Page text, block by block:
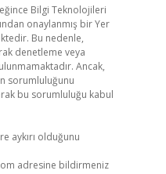
Bilgi Teknolojileri
onaylanmış bir Yer
Bu nedenle,
denetleme veya
Ancak,
sorumluluğunu
bu sorumluluğu kabul
aykırı olduğunu
adresine bildirmeniz